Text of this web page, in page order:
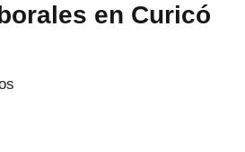
en Curicó